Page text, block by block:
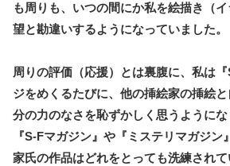
も周りも、いつの間にか私を絵描き（
望と勘違いするようになっていました。
周りの評価（応援）とは裏腹に、私は
ジをめくるたびに、他の挿絵家の挿絵
分の力のなさを恥ずかしく思うようにな
『S-Fマガジン』や『ミステリマガジ
家氏の作品はどれをとっても洗練され